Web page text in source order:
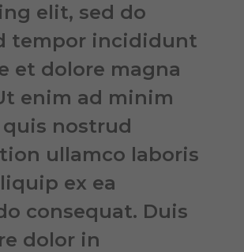
elit, sed do
tempor incididunt
et dolore magna
enim ad minim
nostrud
ullamco laboris
ex ea
consequat. Duis
dolor in